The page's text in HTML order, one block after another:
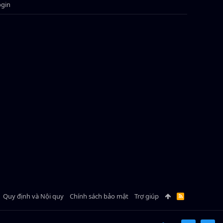
Quy định và Nội quy Chính sách bảo mật Trợ giúp
R
S